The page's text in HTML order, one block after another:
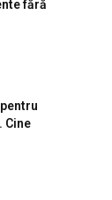
fără
Cine